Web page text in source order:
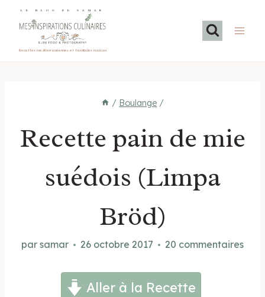
LE BLOG DE SAMAR
Recettes méditerranéennes et familiales maison
/ Boulange /
Recette pain de mie
suédois (Limpa
Bröd)
par samar 26 octobre 2017 20 commentaires
Aller à la Recette